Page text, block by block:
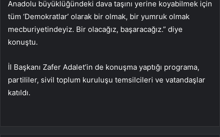
Anadolu büyüklüğündeki dava taşını yerine koyabilmek için
tüm ‘Demokratlar’ olarak bir olmak, bir yumruk olmak
mecburiyetindeyiz. Bir olacağız, başaracağız.” diye
konuştu.
İl Başkanı Zafer Adalet’in de konuşma yaptığı programa,
partililer, sivil toplum kuruluşu temsilcileri ve vatandaşlar
katıldı.